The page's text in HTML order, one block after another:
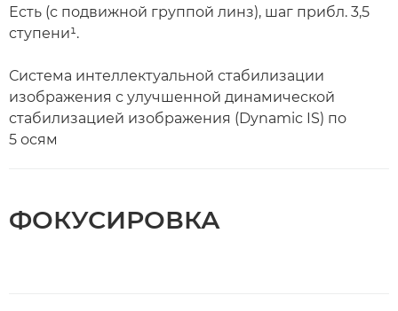
Есть (с подвижной группой линз), шаг прибл. 3,5
ступени¹.
Система интеллектуальной стабилизации
изображения с улучшенной динамической
стабилизацией изображения (Dynamic IS) по
5 осям
ФОКУСИРОВКА